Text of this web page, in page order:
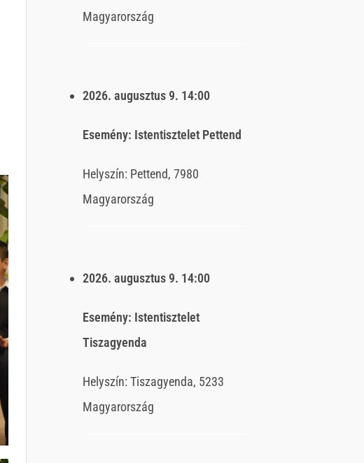
Magyarország
2026. augusztus 9. 14:00
Esemény: Istentisztelet Pettend
Helyszín: Pettend, 7980
Magyarország
2026. augusztus 9. 14:00
Esemény: Istentisztelet
Tiszagyenda
Helyszín:Tiszagyenda, 5233
Magyarország